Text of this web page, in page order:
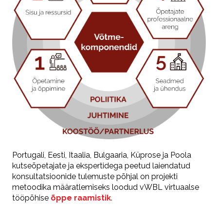
Portugali, Eesti, Itaalia, Bulgaaria, Küprose ja Poola
kutseõpetajate ja ekspertidega peetud laiendatud
konsultatsioonide tulemuste põhjal on projekti
metoodika määratlemiseks loodud vWBL virtuaalse
tööpõhise õppe raamistik.